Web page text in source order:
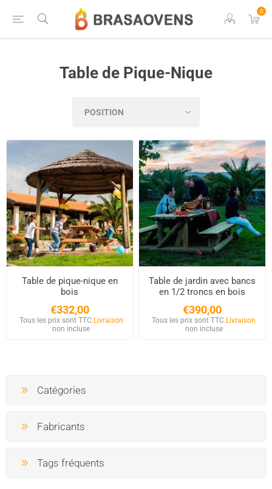
0
Table de Pique-Nique
Table de pique-nique en
bois
€332,00
Tous les prix sont TTC.Livraison
non incluse
Table de jardin avec bancs
en 1/2 troncs en bois
€390,00
Tous les prix sont TTC.Livraison
non incluse
Catégories
Fabricants
Tags fréquents